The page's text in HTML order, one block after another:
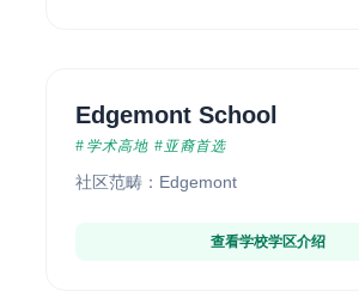
Edgemont School
#学术高地 #亚裔首选
社区范畴：Edgemont
查看学校学区介绍